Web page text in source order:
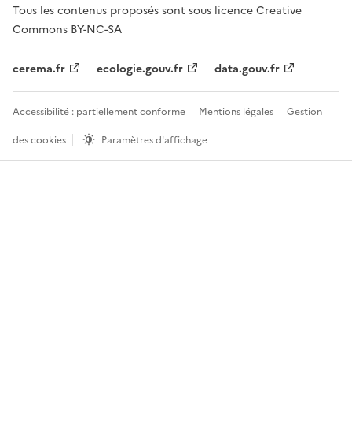
Tous les contenus proposés sont sous licence Creative
Commons BY-NC-SA
cerema.fr ecologie.gouv.fr data.gouv.fr
Accessibilité : partiellement conforme Mentions légales
Gestion
des cookies
Paramètres d'affichage